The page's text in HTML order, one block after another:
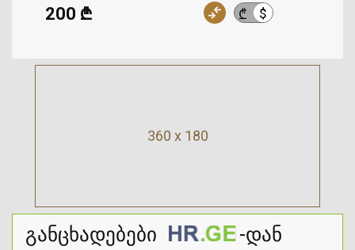
₾ $
200 ₾
360 x 180